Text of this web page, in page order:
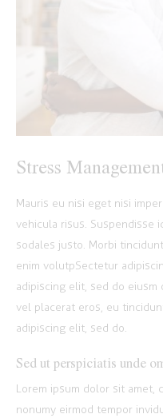
Stress
Mauris eu nisi eget nisi
vehicula risus. Suspendisse
sodales justo. Morbi
enim volutpSectetur
adipiscing elit, sed do
vel placerat eros, eu
adipiscing elit, sed do.
Sed ut perspiciatis unde
Lorem ipsum dolor sit amet,
nonumy eirmod tempor